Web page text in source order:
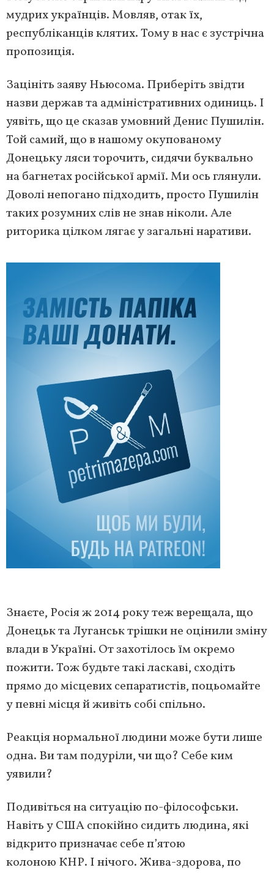
мудрих українців. Мовляв, отак їх,
республіканців клятих. Тому в нас є зустрічна
пропозиція.
Зацініть заяву Ньюсома. Приберіть звідти
назви держав та адміністративних одиниць. І
уявіть, що це сказав умовний Денис Пушилін.
Той самий, що в нашому окупованому
Донецьку ляси торочить, сидячи буквально
на багнетах російської армії. Ми ось глянули.
Доволі непогано підходить, просто Пушилін
таких розумних слів не знав ніколи. Але
риторика цілком лягає у загальні наративи.
Знаєте, Росія ж 2014 року теж верещала, що
Донецьк та Луганськ трішки не оцінили зміну
влади в Україні. От захотілось їм окремо
пожити. Тож будьте такі ласкаві, сходіть
прямо до місцевих сепаратистів, поцьомайте
у певні місця й живіть собі спільно.
Реакція нормальної людини може бути лише
одна. Ви там подуріли, чи що? Себе ким
уявили?
Подивіться на ситуацію по-філософськи.
Навіть у США спокійно сидить людина, які
відкрито призначає себе п’ятою
колоною КНР. І нічого. Жива-здорова, по